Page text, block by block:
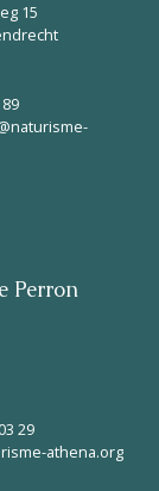
15
Perron
29
athena.org